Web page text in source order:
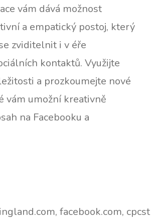
vám dává možnost
a empatický postoj, který
zviditelnit i v éře
kontaktů. Využijte
a prozkoumejte nové
vám umožní kreativně
na Facebooku a
facebook.com,